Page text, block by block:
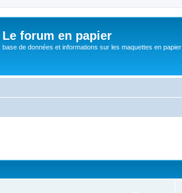
Le forum en papier
base de données et informations sur les maquettes en papier